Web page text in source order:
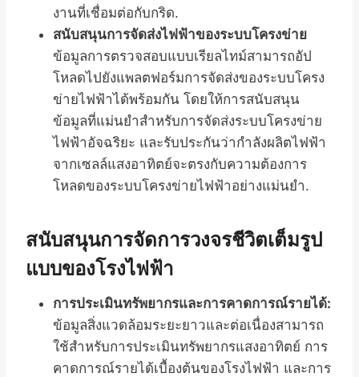
งานที่เชื่อมต่อกับกริด.
สนับสนุนการจัดส่งไฟฟ้าของระบบโครงข่าย
ข้อมูลการตรวจสอบแบบเรียลไทม์สามารถอัป
โหลดไปยังแพลตฟอร์มการจัดส่งของระบบโครง
ข่ายไฟฟ้าได้พร้อมกัน โดยให้การสนับสนุน
ข้อมูลที่แม่นยำสำหรับการจัดส่งระบบโครงข่าย
ไฟฟ้าอัจฉริยะ และรับประกันว่ากำลังผลิตไฟฟ้า
จากเซลล์แสงอาทิตย์จะตรงกับความต้องการ
โหลดของระบบโครงข่ายไฟฟ้าอย่างแม่นยำ.
สนับสนุนการจัดการวงจรชีวิตเต็มรูป
แบบของโรงไฟฟ้า
การประเมินทรัพยากรและการคาดการณ์รายได้:
ข้อมูลสิ่งแวดล้อมระยะยาวและต่อเนื่องสามารถ
ใช้สำหรับการประเมินทรัพยากรแสงอาทิตย์ การ
คาดการณ์รายได้เบื้องต้นของโรงไฟฟ้า และการ